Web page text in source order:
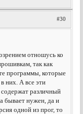
#30
отношусь ко
так как
программы, которые
них. А все эти
различный
бывает нужен, да и
одной из прог, то